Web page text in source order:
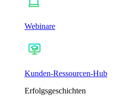
Webinare
Kunden-Ressourcen-Hub
Erfolgsgeschichten